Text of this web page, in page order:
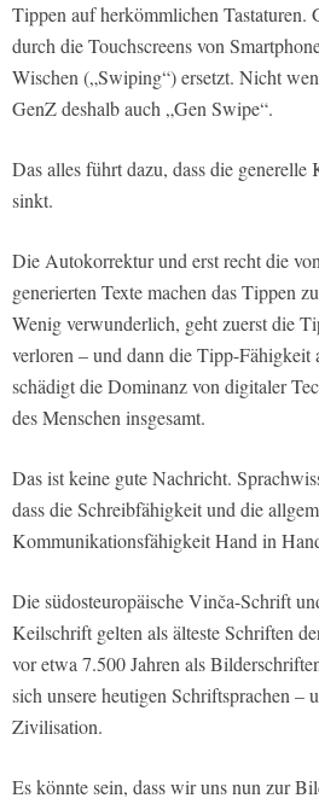
Tippen auf herkömmlichen Tastaturen.
durch die Touchscreens von
Wischen („Swiping“) ersetzt. Nicht
GenZ deshalb auch „Gen Swipe“.
Das alles führt dazu, dass die
sinkt.
Die Autokorrektur und erst recht die
generierten Texte machen das Tippen
Wenig verwunderlich, geht zuerst die
verloren – und dann die Tipp-Fähigkeit
schädigt die Dominanz von digitaler
des Menschen insgesamt.
Das ist keine gute Nachricht.
dass die Schreibfähigkeit und die
Kommunikationsfähigkeit Hand in
Die südosteuropäische Vinča-Schrift
Keilschrift gelten als älteste Schriften
vor etwa 7.500 Jahren als
sich unsere heutigen Schriftsprachen –
Zivilisation.
Es könnte sein, dass wir uns nun zur